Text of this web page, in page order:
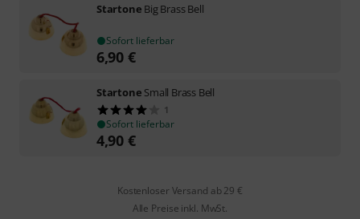
Startone Big Brass Bell
Sofort lieferbar
6,90 €
Startone Small Brass Bell
1
Sofort lieferbar
4,90 €
Kostenloser Versand ab 29 €
Alle Preise inkl. MwSt.